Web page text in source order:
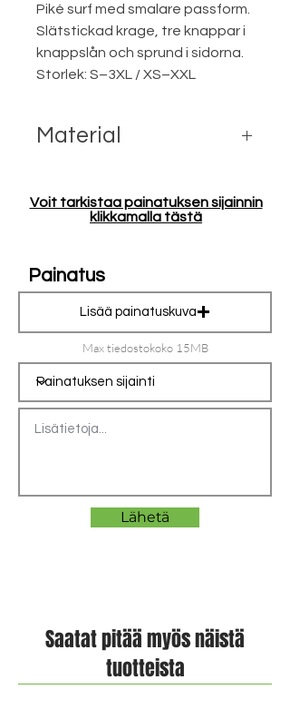
Piké surf med smalare passform.
Slätstickad krage, tre knappar i
knappslån och sprund i sidorna.
Storlek: S–3XL / XS–XXL
Material
120 melange grå: 85% bomull/15%
viskö), 200 g/m2
Voit tarkistaa painatuksen sijainnin
klikkamalla tästä
Painatus
Lisää painatuskuva
Max tiedostokoko 15MB
Lähetä
Saatat pitää myös näistä
tuotteista